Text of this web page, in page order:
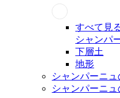
すべて見
シャンパ
下層土
地形
シャンパーニュ
シャンパーニュ